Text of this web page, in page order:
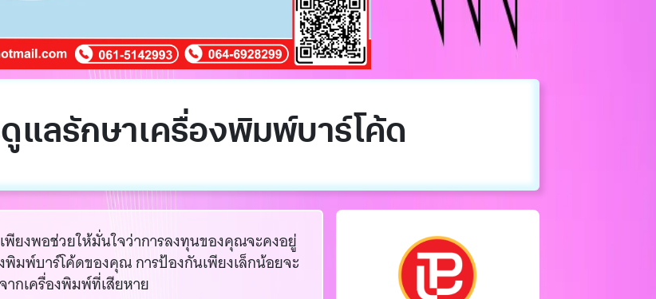
แลรักษาเครื่องพิมพ์บาร์โค้ด
ยงพอช่วยให้มั่นใจว่าการลงทุนของคุณจะคงอยู่
มพ์บาร์โค้ดของคุณ การป้องกันเพียงเล็กน้อยจะ
กเครื่องพิมพ์ที่เสียหาย